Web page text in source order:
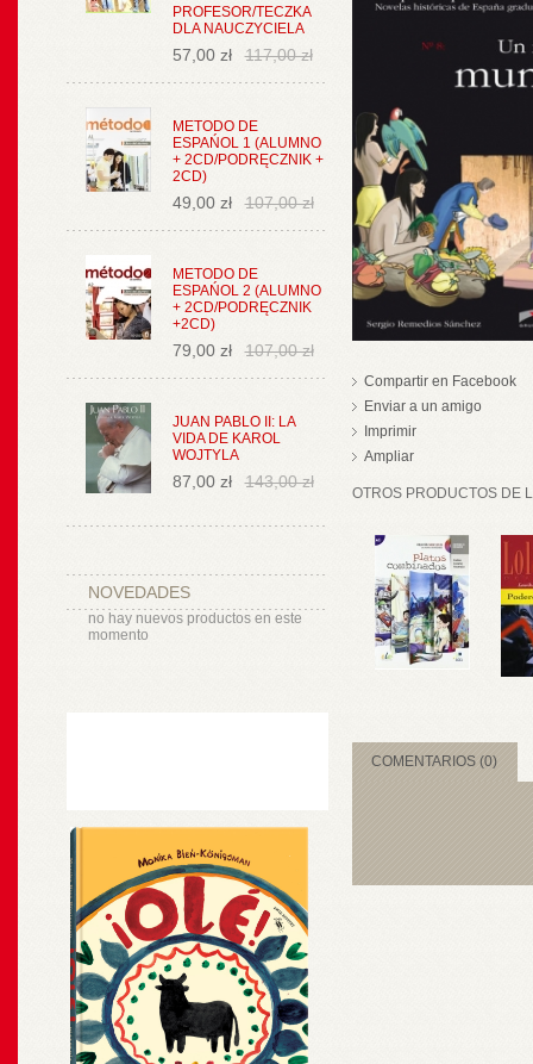
PROFESOR/TECZKA
DLA NAUCZYCIELA
57,00 zł 117,00 zł
METODO DE
ESPAŃOL 1 (ALUMNO
+ 2CD/PODRĘCZNIK +
2CD)
49,00 zł 107,00 zł
METODO DE
ESPAŃOL 2 (ALUMNO
+ 2CD/PODRĘCZNIK
+2CD)
79,00 zł 107,00 zł
JUAN PABLO II: LA
VIDA DE KAROL
WOJTYLA
87,00 zł 143,00 zł
NOVEDADES
no hay nuevos productos en este
momento
Compartir en Facebook
Enviar a un amigo
Imprimir
Ampliar
OTROS PRODUCTOS DE
COMENTARIOS (0)